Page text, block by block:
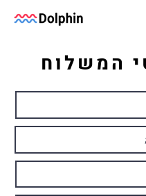
המשלוח